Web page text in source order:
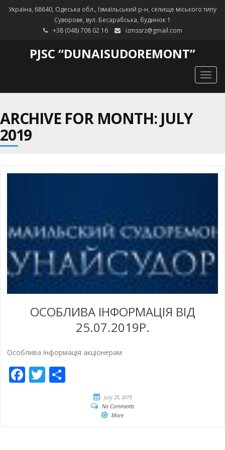
Україна, 68640, Одеська обл., Ізмаїльський р-н, селище міського типу
Суворове, вул. Бесарабська, будинок 1
+38 (048) 708 02 16
izmssrz@gmail.com
PJSC “DUNAISUDOREMONT”
ARCHIVE FOR MONTH: JULY
2019
ОСОБЛИВА ІНФОРМАЦІЯ ВІД
25.07.2019Р.
Особлива інформація акціонерам
Facebook
Twitter
July 25, 2019
No Comments
More